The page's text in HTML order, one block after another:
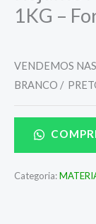
1KG –
VENDEMOS
BRANCO /
Categoria: